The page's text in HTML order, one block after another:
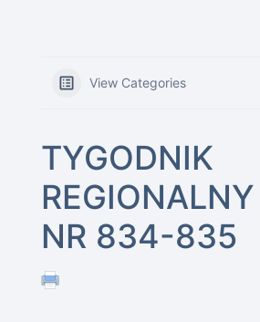
View Categories
TYGODNIK
NR 834-835